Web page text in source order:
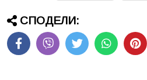
СПОДЕЛИ: